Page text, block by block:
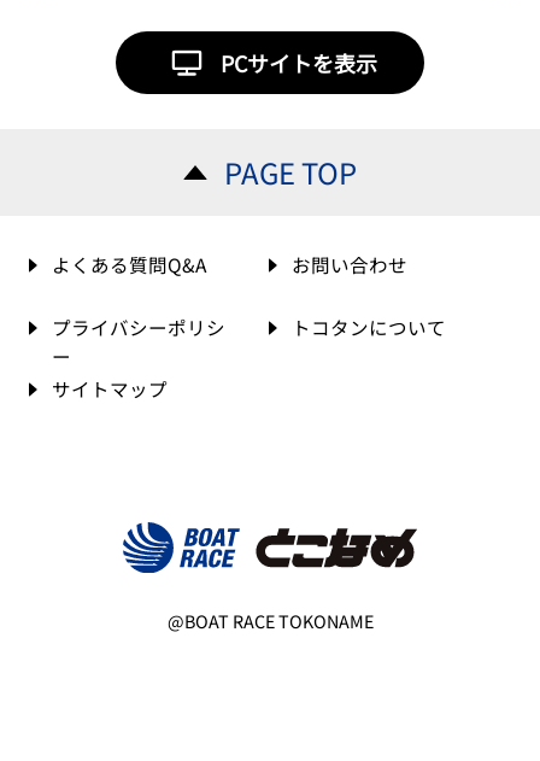
PCサイトを表示
PAGE TOP
よくある質問Q&A お問い合わせ
プライバシーポリシ
ー
トコタンについて
サイトマップ
@BOAT RACE TOKONAME